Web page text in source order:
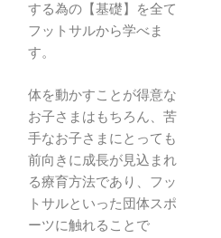
する為の【基礎】を全て
フットサルから学べま
す。
体を動かすことが得意な
お子さまはもちろん、苦
手なお子さまにとっても
前向きに成長が見込まれ
る療育方法であり、フッ
トサルといった団体スポ
ーツに触れることで